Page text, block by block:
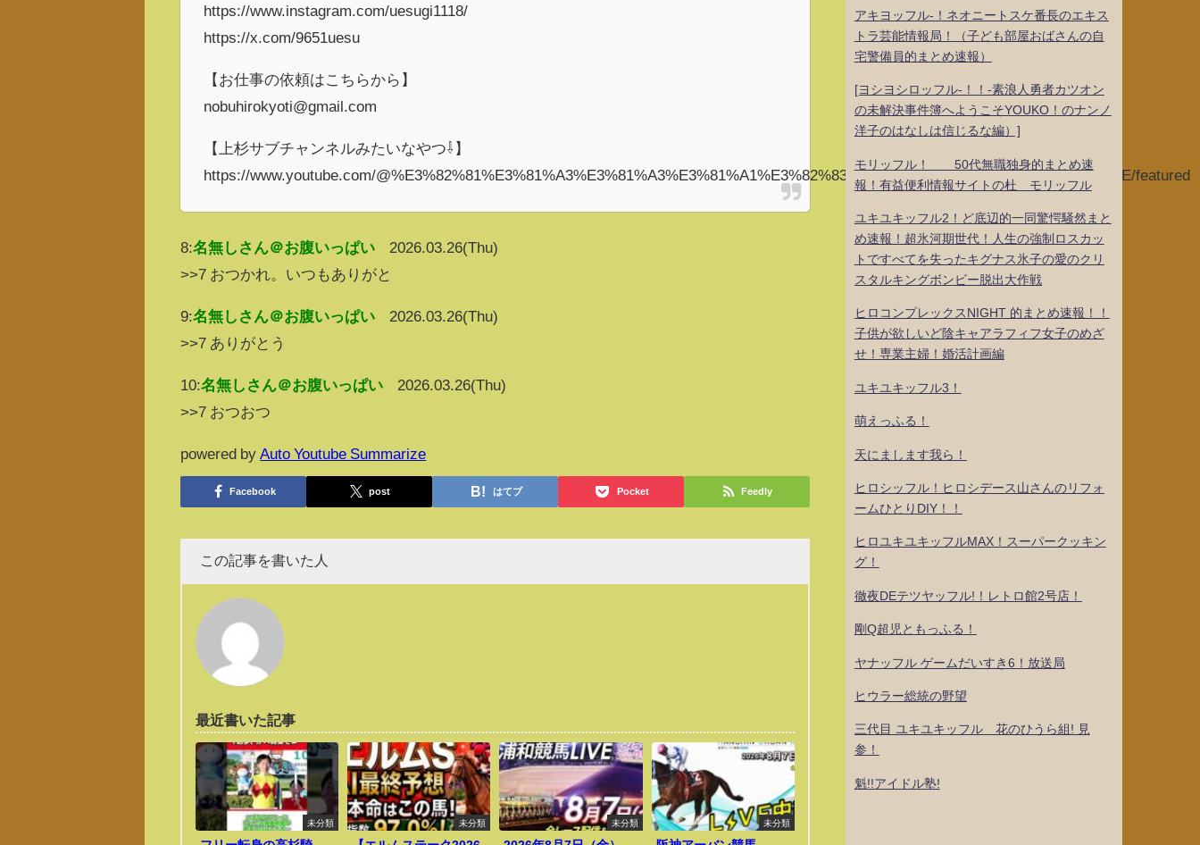
https://www.instagram.com/uesugi1118/
https://x.com/9651uesu
【お仕事の依頼はこちらから】
nobuhirokyoti@gmail.com
【上杉サブチャンネルみたいなやつ⇩】
https://www.youtube.com/@%E3%82%81%E3%81%A3%E3%81%A3%E3%81%A1%E3%82%83%E4%B8%8A%E6%9D%89%E4%BB%AE/featured
8:名無しさん＠お腹いっぱい
2026.03.26(Thu)
>>7 おつかれ。いつもありがと
9:名無しさん＠お腹いっぱい
2026.03.26(Thu)
>>7 ありがとう
10:名無しさん＠お腹いっぱい
2026.03.26(Thu)
>>7 おつおつ
powered by Auto Youtube Summarize
Facebook post はてブ Pocket Feedly
この記事を書いた人
最近書いた記事
未分類 未分類 未分類 未分類
アキヨッフル-！ネオニートスケ番長のエキス
トラ芸能情報局！（子ども部屋おばさんの自
宅警備員的まとめ速報）
[ヨシヨシロッフル-！！-素浪人勇者カツオン
の未解決事件簿へようこそYOUKO！のナンノ
洋子のはなしは信じるな編）]
モリッフル！ 50代無職独身的まとめ速
報！有益便利情報サイトの杜 モリッフル
ユキユキッフル2！ど底辺的一同驚愕騒然まと
め速報！超氷河期世代！人生の強制ロスカッ
トですべてを失ったキグナス氷子の愛のクリ
スタルキングボンビー脱出大作戦
ヒロコンプレックスNIGHT 的まとめ速報！！
子供が欲しいど陰キャアラフィフ女子のめざ
せ！専業主婦！婚活計画編
ユキユキッフル3！
萌えっふる！
天にまします我ら！
ヒロシッフル！ヒロシデース山さんのリフォ
ームひとりDIY！！
ヒロユキユキッフルMAX！スーパークッキン
グ！
徹夜DEテツヤッフル!！レトロ館2号店！
剛Q超児ともっふる！
ヤナッフル ゲームだいすき6！放送局
ヒウラー総統の野望
三代目 ユキユキッフル 花のひうら組! 見
参！
魁!!アイドル塾!